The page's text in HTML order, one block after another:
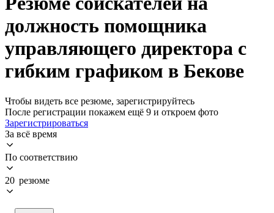
должность помощника
управляющего директора с
гибким графиком в Бекове
Чтобы видеть все резюме, зарегистрируйтесь
После регистрации покажем ещё 9 и откроем фото
Зарегистрироваться
За всё время
По соответствию
20 резюме